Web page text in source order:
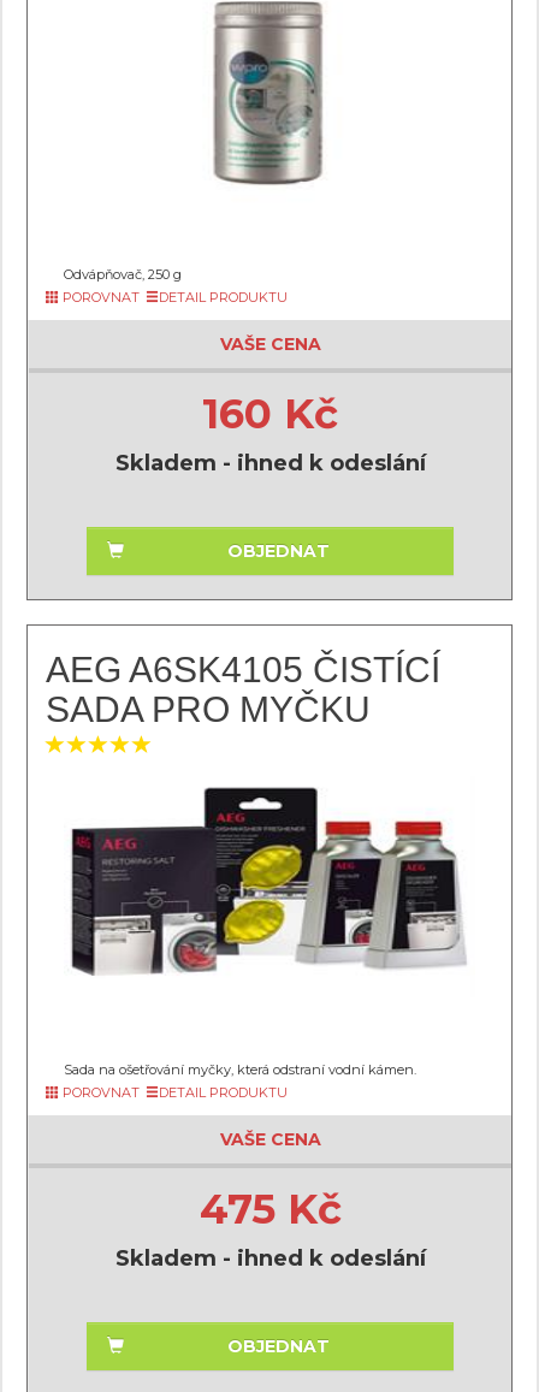
Odvápňovač, 250 g
POROVNAT
DETAIL PRODUKTU
VAŠE CENA
160 Kč
Skladem - ihned k odeslání
OBJEDNAT
AEG A6SK4105 ČISTÍCÍ
SADA PRO MYČKU
Sada na ošetřování myčky, která odstraní vodní kámen.
POROVNAT
DETAIL PRODUKTU
VAŠE CENA
475 Kč
Skladem - ihned k odeslání
OBJEDNAT